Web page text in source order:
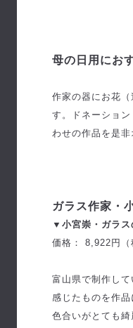
母の日用にお
作家の器にお花
す。ドネーショ
わせの作品を是
ガラス作家・
▼小宮崇・ガラ
価格： 8,922
富山県で制作し
感じたものを作
色合いがとても